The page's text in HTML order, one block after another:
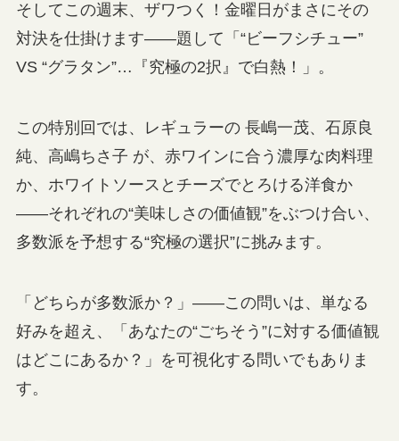
そしてこの週末、ザワつく！金曜日がまさにその
対決を仕掛けます――題して「“ビーフシチュー”
VS “グラタン”…『究極の2択』で白熱！」。
この特別回では、レギュラーの 長嶋一茂、石原良
純、高嶋ちさ子 が、赤ワインに合う濃厚な肉料理
か、ホワイトソースとチーズでとろける洋食か
――それぞれの“美味しさの価値観”をぶつけ合い、
多数派を予想する“究極の選択”に挑みます。
「どちらが多数派か？」――この問いは、単なる
好みを超え、「あなたの“ごちそう”に対する価値観
はどこにあるか？」を可視化する問いでもありま
す。